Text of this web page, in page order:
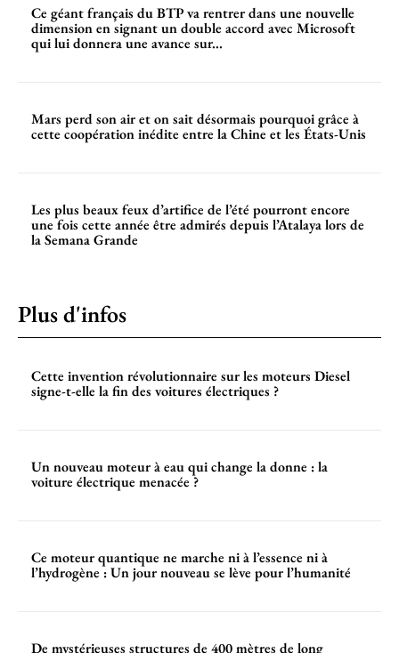
Ce géant français du BTP va rentrer dans une nouvelle
dimension en signant un double accord avec Microsoft
qui lui donnera une avance sur...
Mars perd son air et on sait désormais pourquoi grâce à
cette coopération inédite entre la Chine et les États-Unis
Les plus beaux feux d’artifice de l’été pourront encore
une fois cette année être admirés depuis l’Atalaya lors de
la Semana Grande
Plus d'infos
Cette invention révolutionnaire sur les moteurs Diesel
signe-t-elle la fin des voitures électriques ?
Un nouveau moteur à eau qui change la donne : la
voiture électrique menacée ?
Ce moteur quantique ne marche ni à l’essence ni à
l’hydrogène : Un jour nouveau se lève pour l’humanité
De mystérieuses structures de 400 mètres de long